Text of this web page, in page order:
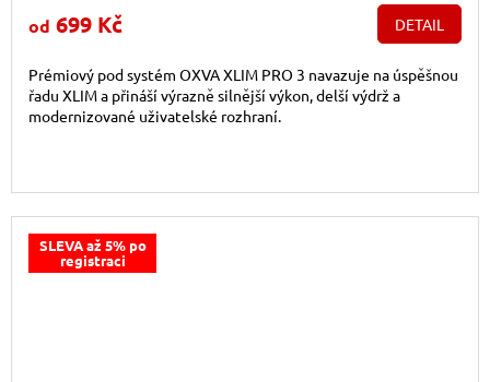
od 699 Kč DETAIL
Prémiový pod systém OXVA XLIM PRO 3 navazuje na úspěšnou
řadu XLIM a přináší výrazně silnější výkon, delší výdrž a
modernizované uživatelské rozhraní.
SLEVA až 5% po
registraci